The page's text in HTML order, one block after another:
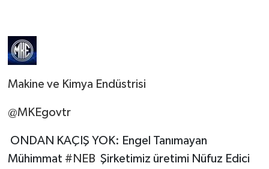
Makine ve Kimya Endüstrisi
@MKEgovtr
ONDAN KAÇIŞ YOK: Engel Tanımayan
Mühimmat #NEB Şirketimiz üretimi Nüfuz Edici